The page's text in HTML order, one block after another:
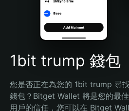
Português (Brasil)
Español (Argentina)
1bit trump 錢包
您是否正在為您的 1bit trump 尋
錢包？Bitget Wallet 將是您的最
用戶的信任，您可以在 Bitget